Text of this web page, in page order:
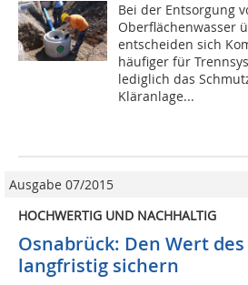
Bei der Entsorgung
Oberflächenwasser
entscheiden sich
häufiger für
lediglich das
Kläranlage...
Ausgabe 07/2015
HOCHWERTIG UND NACHHALTIG
Osnabrück: Den Wert
langfristig sichern